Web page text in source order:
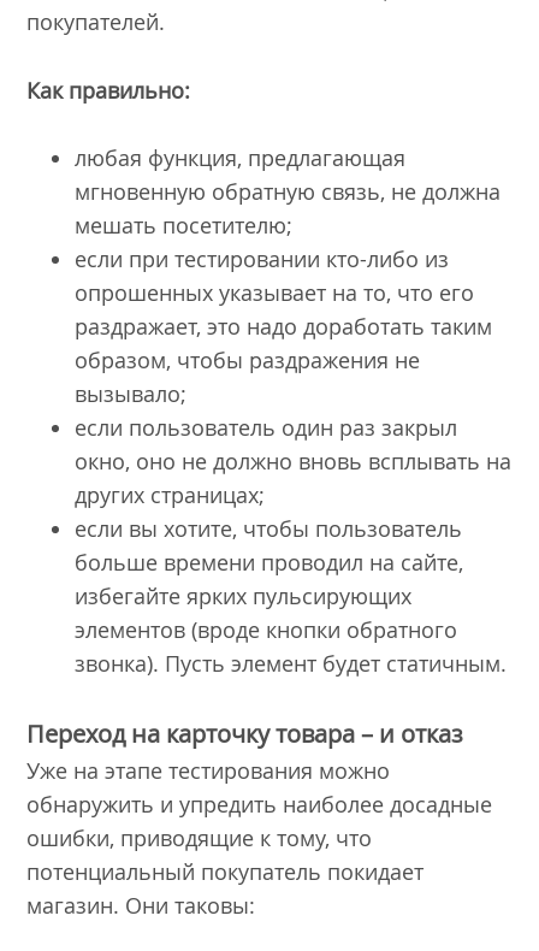
покупателей.
Как правильно:
любая функция, предлагающая
мгновенную обратную связь, не должна
мешать посетителю;
если при тестировании кто-либо из
опрошенных указывает на то, что его
раздражает, это надо доработать таким
образом, чтобы раздражения не
вызывало;
если пользователь один раз закрыл
окно, оно не должно вновь всплывать на
других страницах;
если вы хотите, чтобы пользователь
больше времени проводил на сайте,
избегайте ярких пульсирующих
элементов (вроде кнопки обратного
звонка). Пусть элемент будет статичным.
Переход на карточку товара – и отказ
Уже на этапе тестирования можно
обнаружить и упредить наиболее досадные
ошибки, приводящие к тому, что
потенциальный покупатель покидает
магазин. Они таковы: